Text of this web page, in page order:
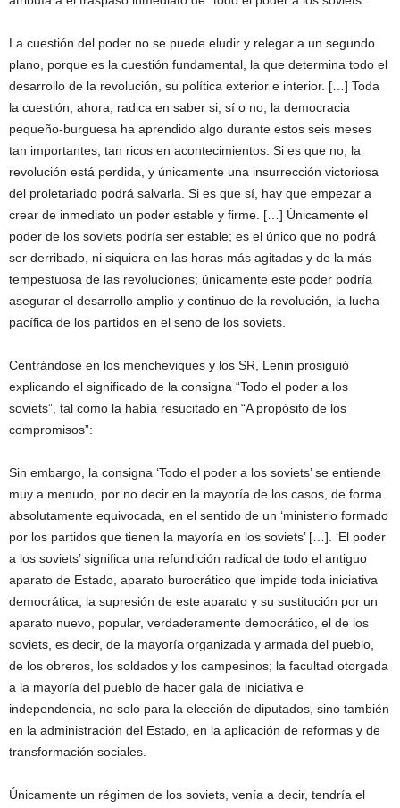
La cuestión del poder no se puede eludir y relegar a un segundo
plano, porque es la cuestión fundamental, la que determina todo el
desarrollo de la revolución, su política exterior e interior. […] Toda
la cuestión, ahora, radica en saber si, sí o no, la democracia
pequeño-burguesa ha aprendido algo durante estos seis meses
tan importantes, tan ricos en acontecimientos. Si es que no, la
revolución está perdida, y únicamente una insurrección victoriosa
del proletariado podrá salvarla. Si es que sí, hay que empezar a
crear de inmediato un poder estable y firme. […] Únicamente el
poder de los soviets podría ser estable; es el único que no podrá
ser derribado, ni siquiera en las horas más agitadas y de la más
tempestuosa de las revoluciones; únicamente este poder podría
asegurar el desarrollo amplio y continuo de la revolución, la lucha
pacífica de los partidos en el seno de los soviets.
Centrándose en los mencheviques y los SR, Lenin prosiguió
explicando el significado de la consigna “Todo el poder a los
soviets”, tal como la había resucitado en “A propósito de los
compromisos”:
Sin embargo, la consigna ‘Todo el poder a los soviets’ se entiende
muy a menudo, por no decir en la mayoría de los casos, de forma
absolutamente equivocada, en el sentido de un ‘ministerio formado
por los partidos que tienen la mayoría en los soviets’ […]. ‘El poder
a los soviets’ significa una refundición radical de todo el antiguo
aparato de Estado, aparato burocrático que impide toda iniciativa
democrática; la supresión de este aparato y su sustitución por un
aparato nuevo, popular, verdaderamente democrático, el de los
soviets, es decir, de la mayoría organizada y armada del pueblo,
de los obreros, los soldados y los campesinos; la facultad otorgada
a la mayoría del pueblo de hacer gala de iniciativa e
independencia, no solo para la elección de diputados, sino también
en la administración del Estado, en la aplicación de reformas y de
transformación sociales.
Únicamente un régimen de los soviets, venía a decir, tendría el